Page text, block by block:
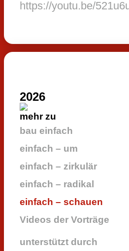
https://youtu.be/
2026
mehr zu
bau einfach
einfach – um
einfach – zirkulär
einfach – radikal
einfach – schauen
Videos der Vorträge
unterstützt durch